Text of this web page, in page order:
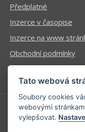
Předplatné
Inzerce v časopise
Inzerce na www
Obchodní podmínky
Ochrana osobních
Příhlášení | Registrace
Tato webová
Soubory cookies
webovými
vylepšovat.